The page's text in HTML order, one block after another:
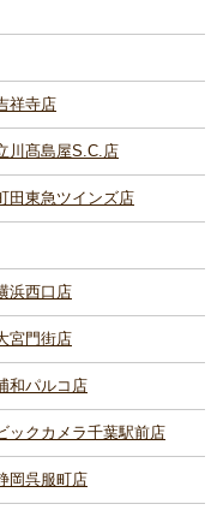
祥寺店
川髙島屋S.C.店
田東急ツインズ店
浜西口店
宮門街店
和パルコ店
ックカメラ千葉駅前店
岡呉服町店